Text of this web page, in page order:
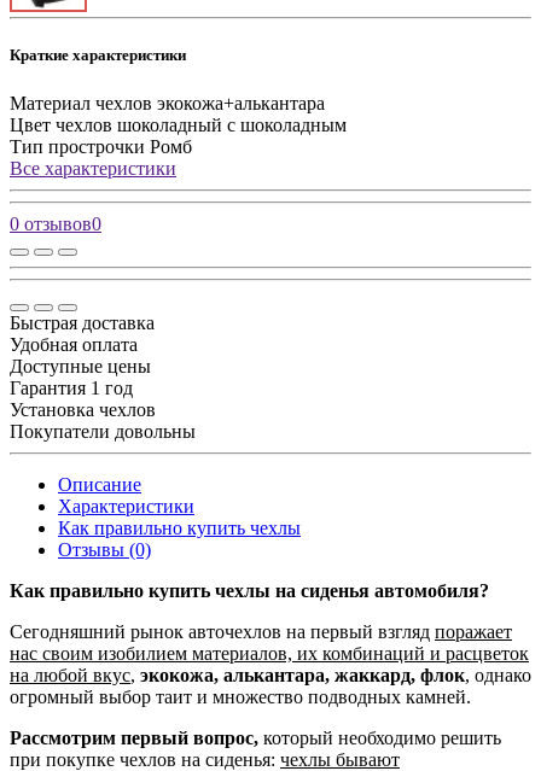
Краткие характеристики
Материал чехлов экокожа+алькантара
Цвет чехлов шоколадный с шоколадным
Тип прострочки Ромб
Все характеристики
0 отзывов0
Быстрая доставка
Удобная оплата
Доступные цены
Гарантия 1 год
Установка чехлов
Покупатели довольны
Описание
Характеристики
Как правильно купить чехлы
Отзывы (0)
Как правильно купить чехлы на сиденья автомобиля?
Сегодняшний рынок авточехлов на первый взгляд поражает
нас своим изобилием материалов, их комбинаций и расцветок
на любой вкус, экокожа, алькантара, жаккард, флок, однако
огромный выбор таит и множество подводных камней.
Рассмотрим первый вопрос, который необходимо решить
при покупке чехлов на сиденья: чехлы бывают